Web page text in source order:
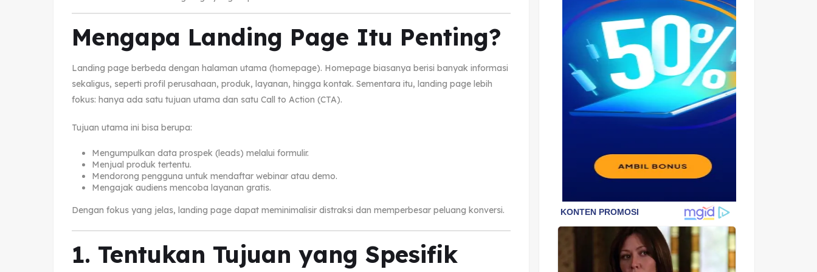
Mengapa Landing Page Itu Penting?
Landing page berbeda dengan halaman utama (homepage). Homepage biasanya berisi banyak informasi
sekaligus, seperti profil perusahaan, produk, layanan, hingga kontak. Sementara itu, landing page lebih
fokus: hanya ada satu tujuan utama dan satu Call to Action (CTA).
Tujuan utama ini bisa berupa:
Mengumpulkan data prospek (leads) melalui formulir.
Menjual produk tertentu.
Mendorong pengguna untuk mendaftar webinar atau demo.
Mengajak audiens mencoba layanan gratis.
Dengan fokus yang jelas, landing page dapat meminimalisir distraksi dan memperbesar peluang konversi.
1. Tentukan Tujuan yang Spesifik